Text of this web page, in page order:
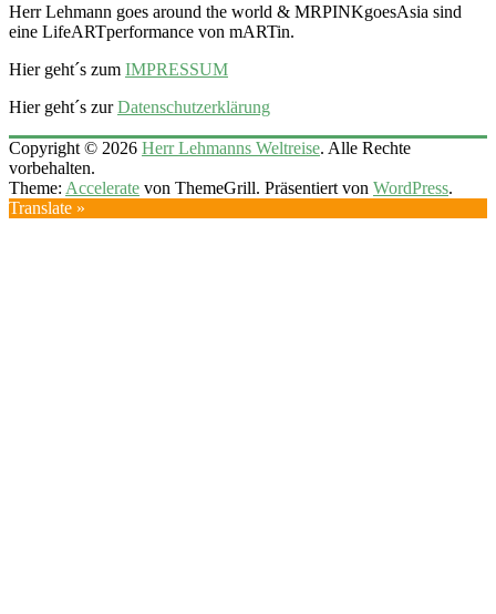
Herr Lehmann goes around the world & MRPINKgoesAsia sind
eine LifeARTperformance von mARTin.
Hier geht´s zum IMPRESSUM
Hier geht´s zurDatenschutzerklärung
Copyright © 2026 Herr Lehmanns Weltreise. Alle Rechte
vorbehalten.
Theme: Accelerate von ThemeGrill. Präsentiert von WordPress.
Translate »